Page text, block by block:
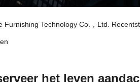
Furnishing Technology Co.，Ltd.
het leven